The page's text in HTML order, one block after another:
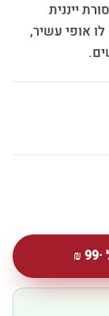
ייננית
אופי עשיר,
·
99
₪